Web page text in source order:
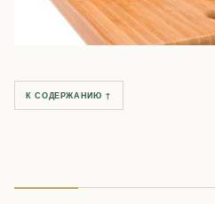
К СОДЕРЖАНИЮ ↑